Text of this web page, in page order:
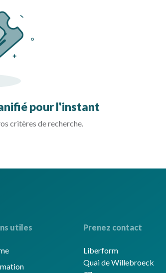
pour l'instant
critères de recherche.
utiles Prenez contact
Liberform
Quai de Willebroeck